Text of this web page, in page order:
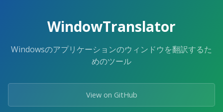
WindowTranslator
Windowsのアプリケーションのウィンドウを翻訳するた
めのツール
View on GitHub